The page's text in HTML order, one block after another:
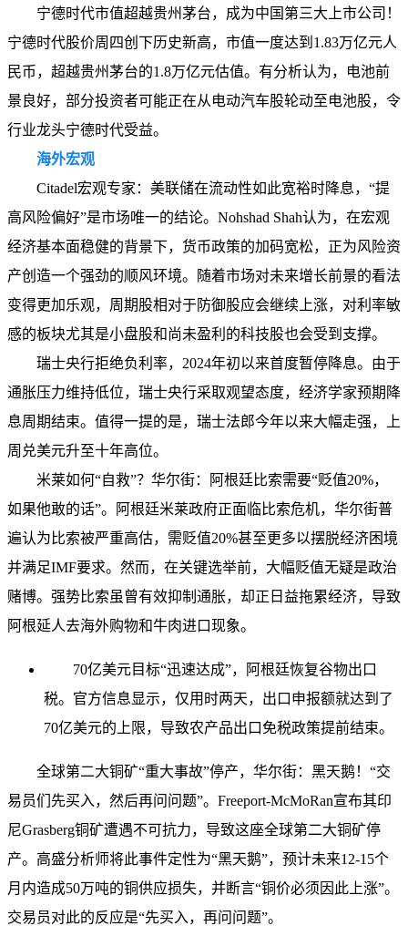
宁德时代市值超越贵州茅台，成为中国第三大上市公司！
宁德时代股价周四创下历史新高，市值一度达到1.83万亿元人
民币，超越贵州茅台的1.8万亿元估值。有分析认为，电池前
景良好，部分投资者可能正在从电动汽车股轮动至电池股，令
行业龙头宁德时代受益。
海外宏观
Citadel宏观专家：美联储在流动性如此宽裕时降息，“提
高风险偏好”是市场唯一的结论。Nohshad Shah认为，在宏观
经济基本面稳健的背景下，货币政策的加码宽松，正为风险资
产创造一个强劲的顺风环境。随着市场对未来增长前景的看法
变得更加乐观，周期股相对于防御股应会继续上涨，对利率敏
感的板块尤其是小盘股和尚未盈利的科技股也会受到支撑。
瑞士央行拒绝负利率，2024年初以来首度暂停降息。由于
通胀压力维持低位，瑞士央行采取观望态度，经济学家预期降
息周期结束。值得一提的是，瑞士法郎今年以来大幅走强，上
周兑美元升至十年高位。
米莱如何“自救”？华尔街：阿根廷比索需要“贬值20%，
如果他敢的话”。阿根廷米莱政府正面临比索危机，华尔街普
遍认为比索被严重高估，需贬值20%甚至更多以摆脱经济困境
并满足IMF要求。然而，在关键选举前，大幅贬值无疑是政治
赌博。强势比索虽曾有效抑制通胀，却正日益拖累经济，导致
阿根延人去海外购物和牛肉进口现象。
70亿美元目标“迅速达成”，阿根廷恢复谷物出口
税。官方信息显示，仅用时两天，出口申报额就达到了
70亿美元的上限，导致农产品出口免税政策提前结束。
全球第二大铜矿“重大事故”停产，华尔街：黑天鹅！“交
易员们先买入，然后再问问题”。Freeport-McMoRan宣布其印
尼Grasberg铜矿遭遇不可抗力，导致这座全球第二大铜矿停
产。高盛分析师将此事件定性为“黑天鹅”，预计未来12-15个
月内造成50万吨的铜供应损失，并断言“铜价必须因此上涨”。
交易员对此的反应是“先买入，再问问题”。